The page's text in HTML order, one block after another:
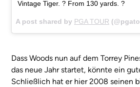
Vintage Tiger. ? From 130 yards. ?
A post shared by PGA TOUR
Dass Woods nun auf dem Torrey
das neue Jahr startet, könnte ein
Schließlich hat er hier 2008 seinen